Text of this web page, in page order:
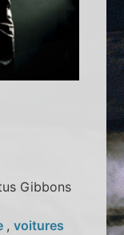
Gibbons
,voitures